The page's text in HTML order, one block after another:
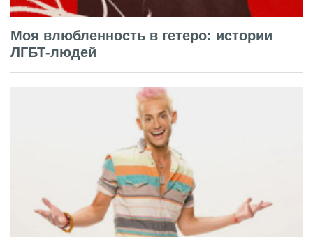
Моя влюбленность в гетеро: истории
ЛГБТ-людей